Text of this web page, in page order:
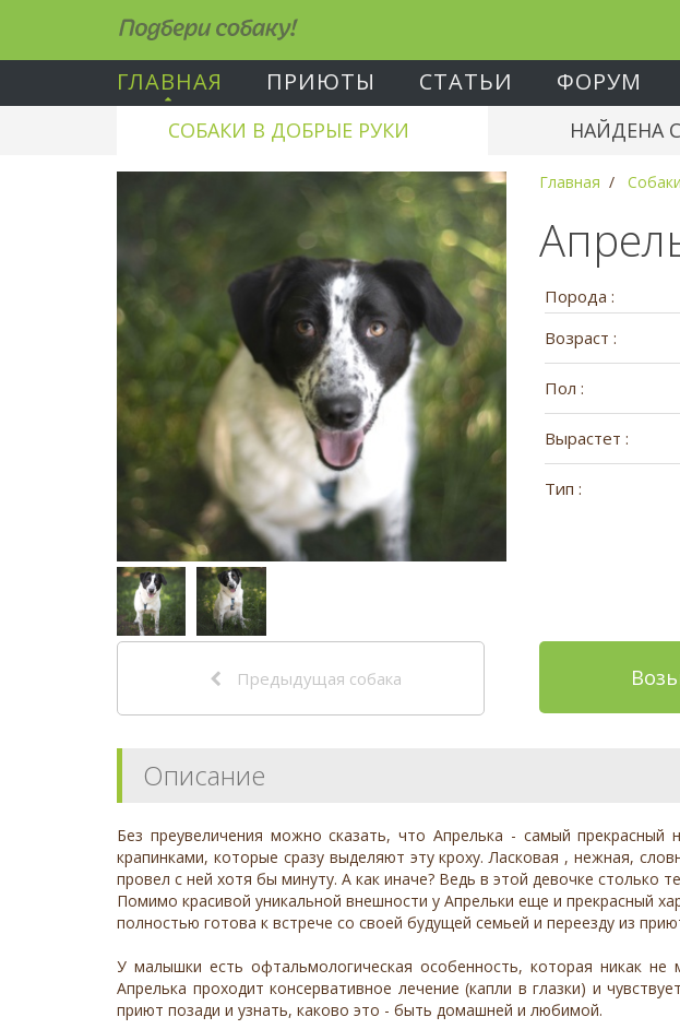
Подбери собаку!
ГЛАВНАЯ ПРИЮТЫ СТАТЬИ ФОРУМ
СОБАКИ В ДОБРЫЕ РУКИ НАЙДЕНА
Главная
Порода :
Возраст :
Пол :
Вырастет :
Тип :
Предыдущая собака
Описание
Без преувеличения можно сказать, что Апрелька - самый
крапинками, которые сразу выделяют эту кроху. Ласковая , нежная,
провел с ней хотя бы минуту. А как иначе? Ведь в этой девочке
Помимо красивой уникальной внешности у Апрельки еще и прекрасный
полностью готова к встрече со своей будущей семьей и переезду из
У малышки есть офтальмологическая особенность, которая никак
Апрелька проходит консервативное лечение (капли в глазки) и
приют позади и узнать, каково это - быть домашней и любимой.